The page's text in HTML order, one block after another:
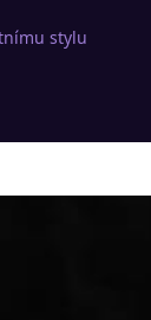
stylu